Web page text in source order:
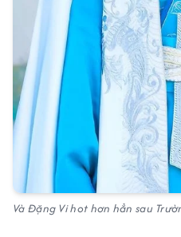
Và Đặng Vi hot hơn hẳn sau